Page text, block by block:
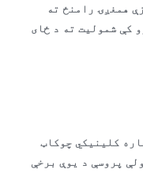
همغږۍ رامنځ ته
کې شمولیت ته د ځای
کلینیکي چوکاټ
پروسې د یوې برخې